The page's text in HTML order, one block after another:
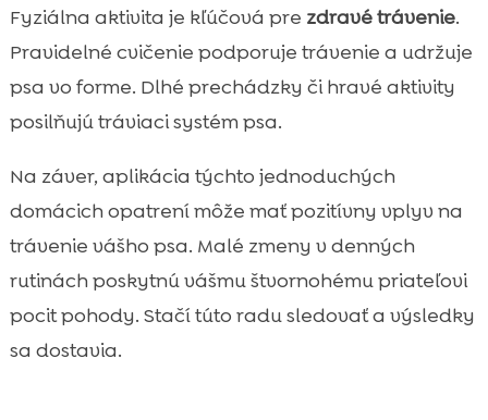
Fyziálna aktivita je kľúčová pre zdravé trávenie.
Pravidelné cvičenie podporuje trávenie a udržuje
psa vo forme. Dlhé prechádzky či hravé aktivity
posilňujú tráviaci systém psa.
Na záver, aplikácia týchto jednoduchých
domácich opatrení môže mať pozitívny vplyv na
trávenie vášho psa. Malé zmeny v denných
rutinách poskytnú vášmu štvornohému priateľovi
pocit pohody. Stačí túto radu sledovať a výsledky
sa dostavia.